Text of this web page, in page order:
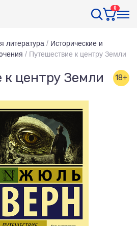
0
литература / Исторические и
/ Путешествие к центру Земли
центру Земли 18+